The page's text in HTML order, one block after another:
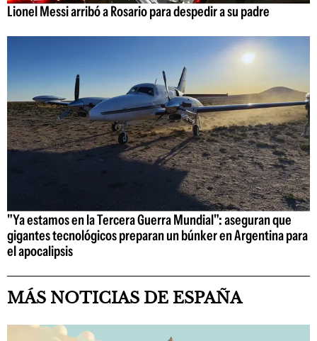
Lionel Messi arribó a Rosario para despedir a su padre
"Ya estamos en la Tercera Guerra Mundial": aseguran que
gigantes tecnológicos preparan un búnker en Argentina para
el apocalipsis
MÁS NOTICIAS DE ESPAÑA